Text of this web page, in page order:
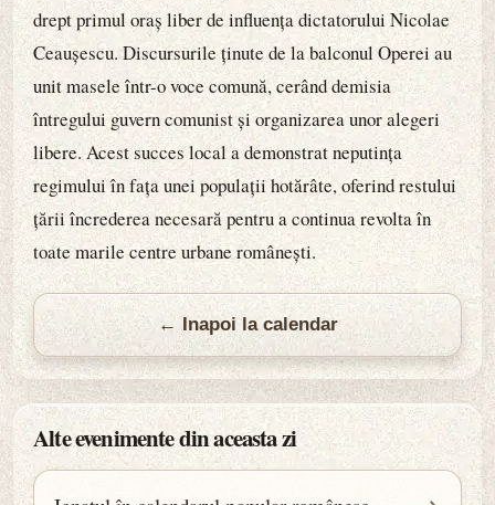
drept primul oraș liber de influența dictatorului Nicolae
Ceaușescu. Discursurile ținute de la balconul Operei au
unit masele într-o voce comună, cerând demisia
întregului guvern comunist și organizarea unor alegeri
libere. Acest succes local a demonstrat neputința
regimului în fața unei populații hotărâte, oferind restului
țării încrederea necesară pentru a continua revolta în
toate marile centre urbane românești.
← Inapoi la calendar
Alte evenimente din aceasta zi